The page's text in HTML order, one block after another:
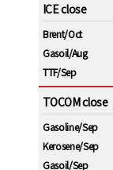
ICE close
Brent/Oct
Gasoil/Aug
TTF/Sep
TOCOM close
Gasoline/Sep
Kerosene/Sep
Gasoil/Sep